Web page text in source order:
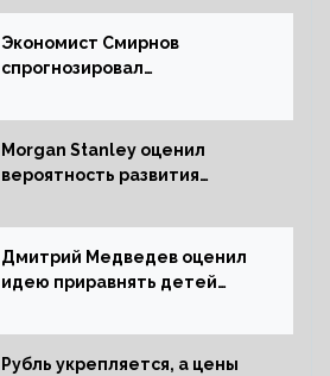
следующем отчете
Экономист Смирнов
спрогнозировал
России
Morgan Stanley оценил
вероятность развития
Дмитрий Медведев оценил
идею приравнять детей
Рубль укрепляется, а цены